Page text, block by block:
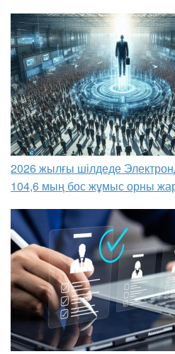
2026 жылғы шілдеде
104,6 мың бос жұмыс орны